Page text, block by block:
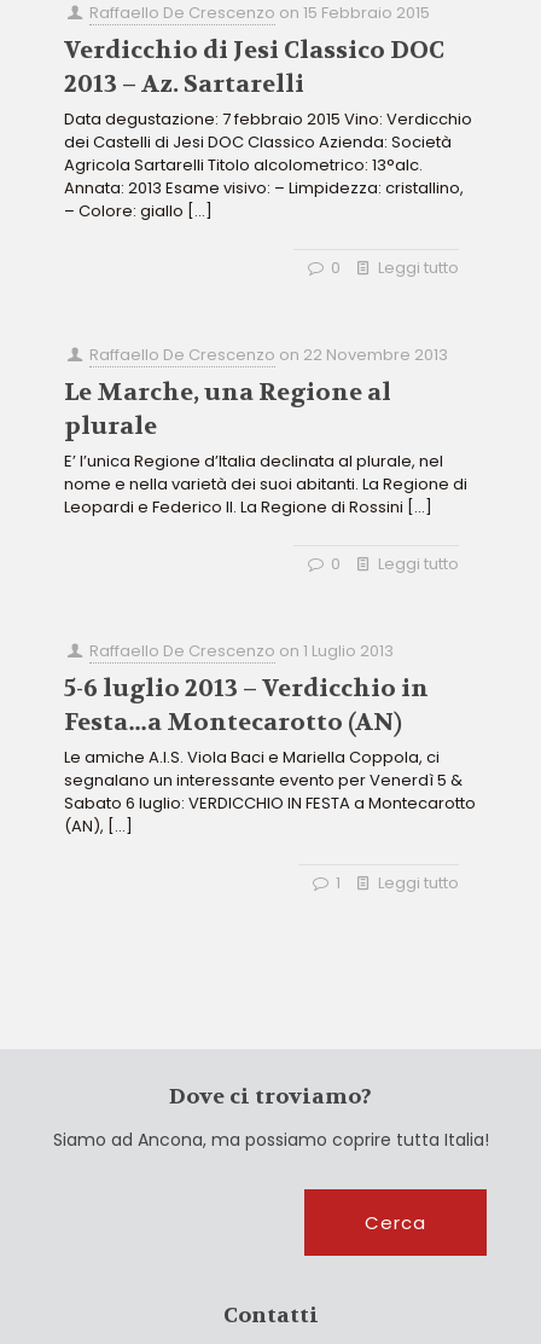
Raffaello De Crescenzo on15 Febbraio 2015
Verdicchio di Jesi Classico DOC
2013 – Az. Sartarelli
Data degustazione: 7 febbraio 2015 Vino: Verdicchio
dei Castelli di Jesi DOC Classico Azienda: Società
Agricola Sartarelli Titolo alcolometrico: 13°alc.
Annata: 2013 Esame visivo: – Limpidezza: cristallino,
– Colore: giallo […]
0 Leggi tutto
Raffaello De Crescenzo on 22 Novembre 2013
Le Marche, una Regione al
plurale
E’ l’unica Regione d’Italia declinata al plurale, nel
nome e nella varietà dei suoi abitanti. La Regione di
Leopardi e Federico II. La Regione di Rossini […]
0 Leggi tutto
Raffaello De Crescenzo on1 Luglio 2013
5-6 luglio 2013 – Verdicchio in
Festa…a Montecarotto (AN)
Le amiche A.I.S. Viola Baci e Mariella Coppola, ci
segnalano un interessante evento per Venerdì 5 &
Sabato 6 luglio: VERDICCHIO IN FESTA a Montecarotto
(AN), […]
1 Leggi tutto
Dove ci troviamo?
Siamo ad Ancona, ma possiamo coprire tutta Italia!
Cerca
Contatti